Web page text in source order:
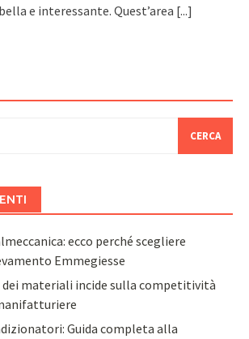
e interessante. Quest’area [...]
ecco perché scegliere
Emmegiesse
dei materiali incide sulla competitività
Guida completa alla